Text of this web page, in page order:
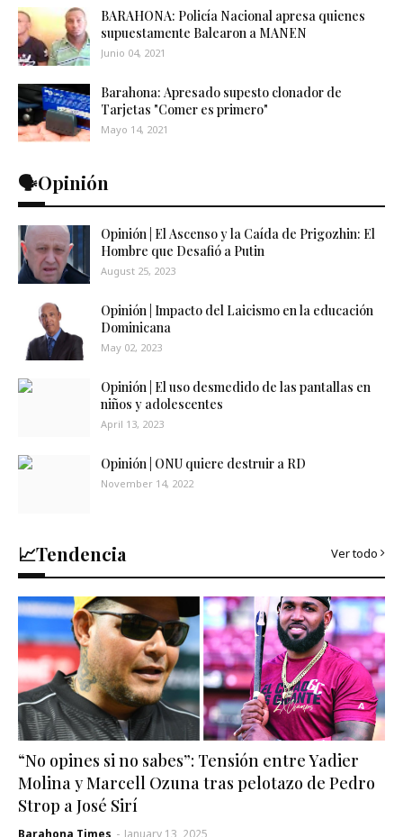
BARAHONA: Policía Nacional apresa quienes
supuestamente Balearon a MANEN
Junio 04, 2021
Barahona: Apresado supesto clonador de
Tarjetas "Comer es primero"
Mayo 14, 2021
🗣️Opinión
Opinión | El Ascenso y la Caída de Prigozhin: El
Hombre que Desafió a Putin
August 25, 2023
Opinión | Impacto del Laicismo en la educación
Dominicana
May 02, 2023
Opinión | El uso desmedido de las pantallas en
niños y adolescentes
April 13, 2023
Opinión | ONU quiere destruir a RD
November 14, 2022
📈Tendencia Ver todo
“No opines si no sabes”: Tensión entre Yadier
Molina y Marcell Ozuna tras pelotazo de Pedro
Strop a José Sirí
Barahona Times - January 13, 2025